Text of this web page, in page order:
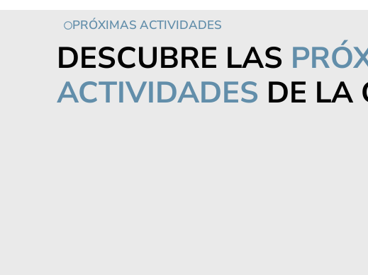
PRÓXIMAS ACTIVIDADES
DESCUBRE LAS
ACTIVIDADES DE LA